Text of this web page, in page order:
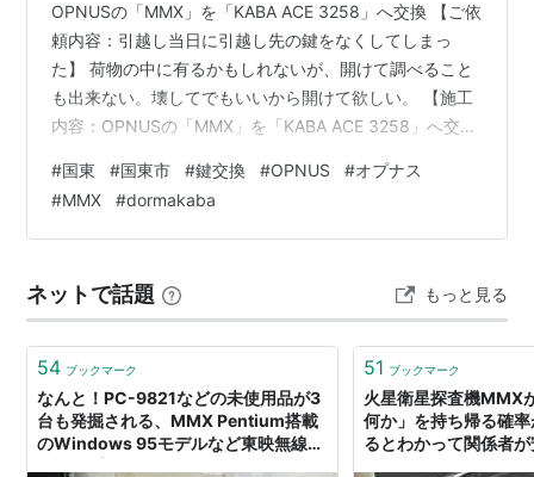
OPNUSの「MMX」を「KABA ACE 3258」へ交換 【ご依
頼内容：引越し当日に引越し先の鍵をなくしてしまっ
た】 荷物の中に有るかもしれないが、開けて調べること
も出来ない。壊してでもいいから開けて欲しい。 【施工
内容：OPNUSの「MMX」を「KABA ACE 3258」へ交
いている鍵も新しく、内側のサムターンも防犯タイプで
あることがほとんどです。 確認すると、予想通り内側の
サムターンが防犯タイプだった為、破壊による解錠に移
る「MMX/TX」という形式のシリンダーで、特殊な金
属…
#国東 #国東市 #鍵交換 #OPNUS #オプナス
#MMX #dormakaba
ネットで話題 もっと見る
54 ブックマーク
なんと！PC-9821などの未使用品が3
台も発掘される、MMX Pentium搭載
のWindows 95モデルなど東映無線が
51 ブックマーク
火星衛星探査機MMX
何か」を持ち帰る確
るとわかって関係者